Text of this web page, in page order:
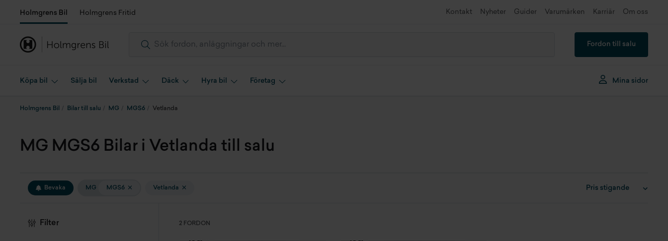
Holmgrens Bil Holmgrens Fritid Kontakt Nyheter Guider Varumärken Karriär Om oss
Fordon till salu
Köpa bil Sälja bil Verkstad Däck Hyra bil Företag Mina sidor
Holmgrens Bil Bilar till salu MG MGS6 Vetlanda
MG MGS6 Bilar i Vetlanda till salu
Bevaka MG MGS6 Vetlanda
Filter 2 FORDON